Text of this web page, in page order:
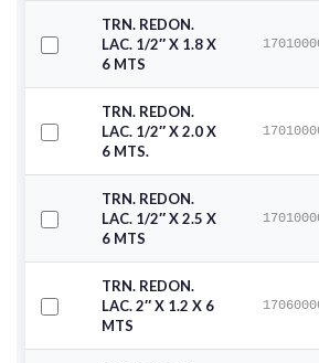
TRN. REDON.
LAC. 1/2″ X 1.8 X
6 MTS
TRN. REDON.
LAC. 1/2″ X 2.0 X
6 MTS.
TRN. REDON.
LAC. 1/2″ X 2.5 X
6 MTS
TRN. REDON.
LAC. 2″ X 1.2 X 6
MTS